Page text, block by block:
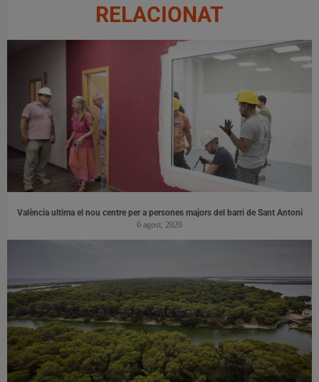
RELACIONAT
València ultima el nou centre per a persones majors del barri de Sant Antoni
6 agost, 2026